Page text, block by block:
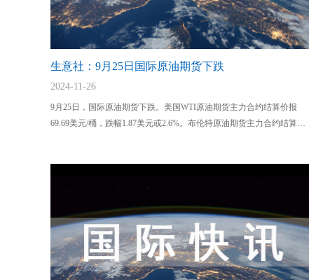
生意社：9月25日国际原油期货下跌
2024-11-26
9月25日，国际原油期货下跌。美国WTI原油期货主力合约结算价报
69.69美元/桶，跌幅1.87美元或2.6%。布伦特原油期货主力合约结算价